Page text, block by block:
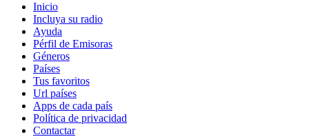
Inicio
Incluya su radio
Ayuda
Pérfil de Emisoras
Géneros
Países
Tus favoritos
Url países
Apps de cada país
Política de privacidad
Contactar